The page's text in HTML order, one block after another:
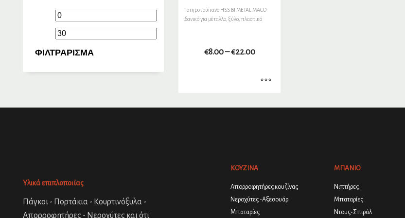
Ποτηροτρύπανo HSS BI METAL MACO
ιδανικό για μέταλλο, ξύλο, πλαστικό
€8.00–€22.00
Ελάχιστη
τιμή
ΦΙΛΤΡΆΡΙΣΜΑ
Υλικά επιπλοποιϊας
Πάγκοι - Πορτάκια - Κουρτινόξυλα -
Απορροφητήρες - Νεροχύτες και ότι
ΚΟΥΖΙΝΑ
Απορροφητήρες κουζίνας
Νεροχύτες -Αξεσουάρ
Μπαταρίες
ΜΠΑΝΙΟ
Νιπτήρες
Μπαταρίες
Ντους-Σπιράλ